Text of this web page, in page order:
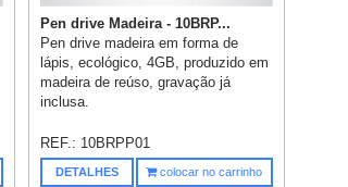
Pen drive Madeira - 10BRP...
Pen drive madeira em forma de
lápis, ecológico, 4GB, produzido em
madeira de reúso, gravação já
inclusa.
REF.: 10BRPP01
DETALHES colocar no carrinho